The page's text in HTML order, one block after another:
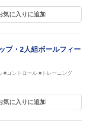
気に入りに追加
プ・2人組ボールフィー
#コントロール #トレーニング
気に入りに追加